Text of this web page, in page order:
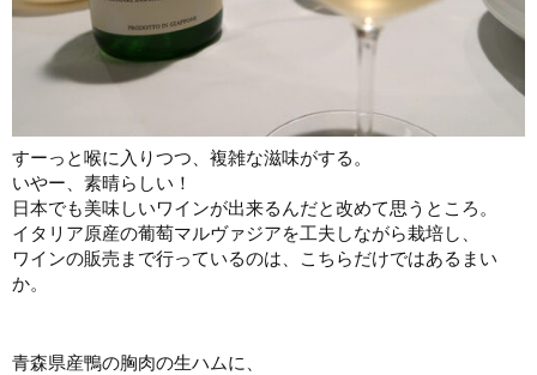
すーっと喉に入りつつ、複雑な滋味がする。
いやー、素晴らしい！
日本でも美味しいワインが出来るんだと改めて思うところ。
イタリア原産の葡萄マルヴァジアを工夫しながら栽培し、
ワインの販売まで行っているのは、こちらだけではあるまい
か。
青森県産鴨の胸肉の生ハムに、